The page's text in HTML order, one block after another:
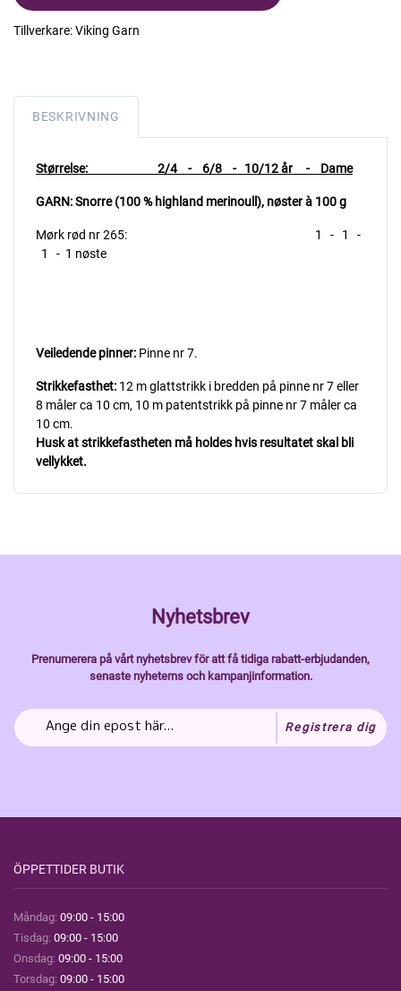
Tillverkare:Viking Garn
BESKRIVNING
Størrelse: 2/4 - 6/8 - 10/12 år - Dame
GARN: Snorre (100 % highland merinoull), nøster à 100 g
Mørk rød nr 265: 1 - 1 -
1 - 1 nøste
Veiledende pinner: Pinne nr 7.
Strikkefasthet: 12 m glattstrikk i bredden på pinne nr 7 eller
8 måler ca 10 cm, 10 m patentstrikk på pinne nr 7 måler ca
10 cm.
Husk at strikkefastheten må holdes hvis resultatet skal bli
vellykket.
Nyhetsbrev
Prenumerera på vårt nyhetsbrev för att få tidiga rabatt-erbjudanden,
senaste nyheterns och kampanjinformation.
Registrera dig
ÖPPETTIDER BUTIK
Måndag: 09:00 - 15:00
Tisdag: 09:00 - 15:00
Onsdag: 09:00 - 15:00
Torsdag: 09:00 - 15:00